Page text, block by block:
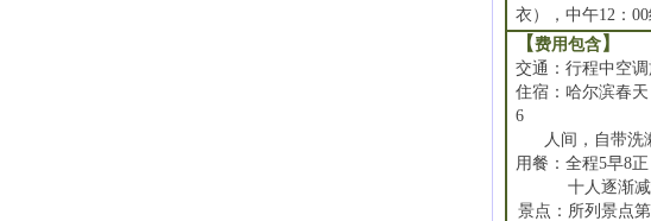
衣），中午12：
【费用包含 】
交通：行程中空调
住宿：哈尔滨春
6
人间，自带洗漱
用餐：全程5早8
十人逐渐减
景点：所列景点